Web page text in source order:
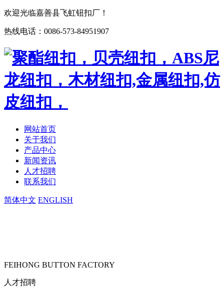
欢迎光临嘉善县飞虹钮扣厂！
热线电话：0086-573-84951907
网站首页
关于我们
产品中心
新闻资讯
人才招聘
联系我们
简体中文 ENGLISH
FEIHONG BUTTON FACTORY
人才招聘